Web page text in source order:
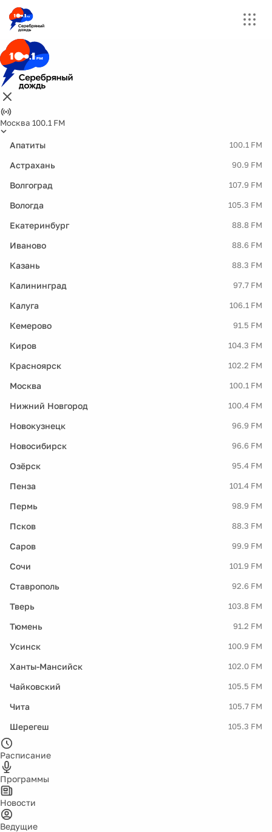
Москва 100.1 FM
Апатиты 100.1 FM
Астрахань 90.9 FM
Волгоград 107.9 FM
Вологда 105.3 FM
Екатеринбург 88.8 FM
Иваново 88.6 FM
Казань 88.3 FM
Калининград 97.7 FM
Калуга 106.1 FM
Кемерово 91.5 FM
Киров 104.3 FM
Красноярск 102.2 FM
Москва 100.1 FM
Нижний Новгород 100.4 FM
Новокузнецк 96.9 FM
Новосибирск 96.6 FM
Озёрск 95.4 FM
Пенза 101.4 FM
Пермь 98.9 FM
Псков 88.3 FM
Саров 99.9 FM
Сочи 101.9 FM
Ставрополь 92.6 FM
Тверь 103.8 FM
Тюмень 91.2 FM
Усинск 100.9 FM
Ханты-Мансийск 102.0 FM
Чайковский 105.5 FM
Чита 105.7 FM
Шерегеш 105.3 FM
Расписание
Программы
Новости
Ведущие